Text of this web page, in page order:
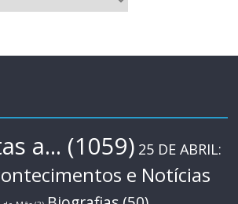
a... (1059) 25 DE ABRIL:
e Notícias